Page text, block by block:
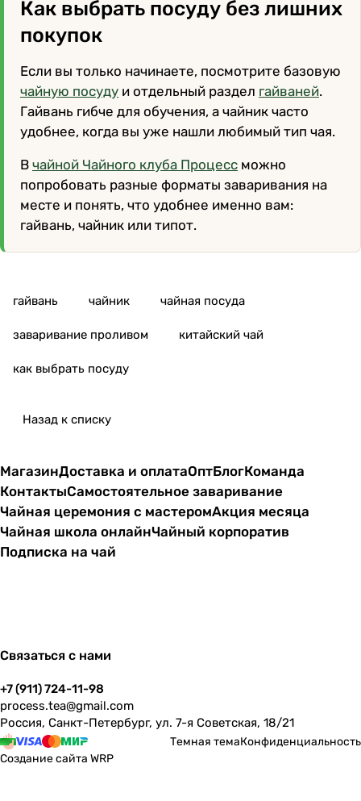
Как выбрать посуду без лишних
покупок
Если вы только начинаете, посмотрите базовую
чайную посуду и отдельный раздел гайваней.
Гайвань гибче для обучения, а чайник часто
удобнее, когда вы уже нашли любимый тип чая.
В чайной Чайного клуба Процесс можно
попробовать разные форматы заваривания на
месте и понять, что удобнее именно вам:
гайвань, чайник или типот.
гайвань чайник чайная посуда
заваривание проливом китайский чай
как выбрать посуду
Назад к списку
МагазинДоставка и оплатаОптБлогКоманда
КонтактыСамостоятельное заваривание
Чайная церемония с мастеромАкция месяца
Чайная школа онлайнЧайный корпоратив
Подписка на чай
Связаться с нами
+7 (911) 724-11-98
process.tea@gmail.com
Россия, Санкт-Петербург, ул. 7-я Советская, 18/21
Темная темаКонфиденциальность
Создание сайта WRP